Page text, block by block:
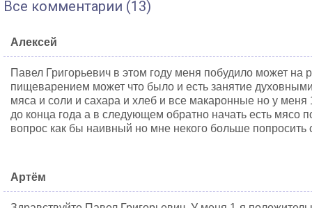
Все комментарии (13)
Алексей
Павел Григорьевич в этом году меня побудило может
пищеварением может что было и есть занятие
мяса и соли и сахара и хлеб и все макаронные но у
до конца года а в следующем обратно начать есть мясо
вопрос как бы наивный но мне некого больше попросить
Артём